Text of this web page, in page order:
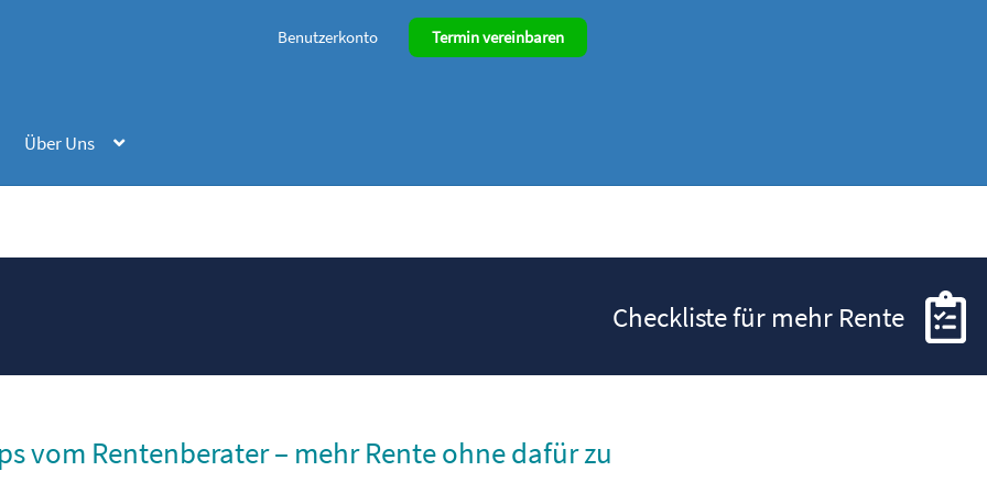
Benutzerkonto Termin vereinbaren
Über Uns
Checkliste für mehr Rente
vom Rentenberater – mehr Rente ohne dafür zu